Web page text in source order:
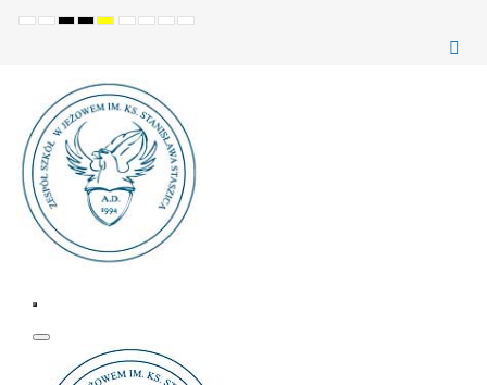
Ustawienia
TrybWysoki
Wysoki
Wysoki
SetSetMake
Set